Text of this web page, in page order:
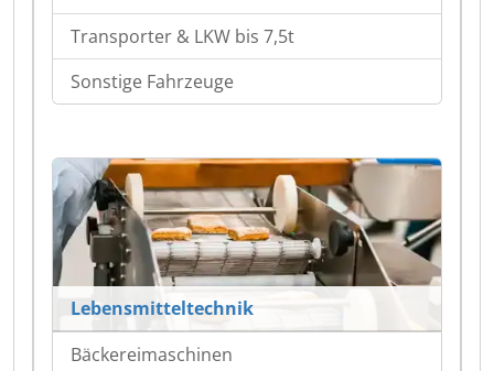
Transporter & LKW bis 7,5t
Sonstige Fahrzeuge
Lebensmitteltechnik
Bäckereimaschinen